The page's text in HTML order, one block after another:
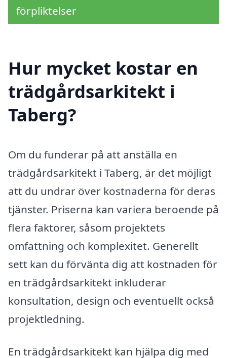
förpliktelser
Hur mycket kostar en
trädgårdsarkitekt i
Taberg?
Om du funderar på att anställa en
trädgårdsarkitekt i Taberg, är det möjligt
att du undrar över kostnaderna för deras
tjänster. Priserna kan variera beroende på
flera faktorer, såsom projektets
omfattning och komplexitet. Generellt
sett kan du förvänta dig att kostnaden för
en trädgårdsarkitekt inkluderar
konsultation, design och eventuellt också
projektledning.
En trädgårdsarkitekt kan hjälpa dig med